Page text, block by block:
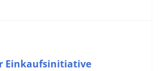
Einkaufsinitiative